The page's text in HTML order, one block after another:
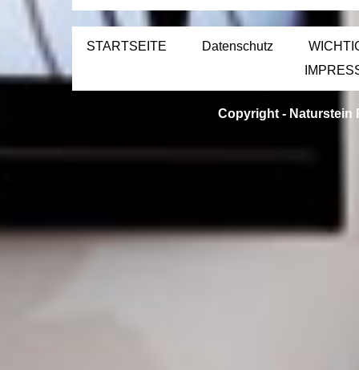
STARTSEITE Datenschutz
Copyright - Naturstein